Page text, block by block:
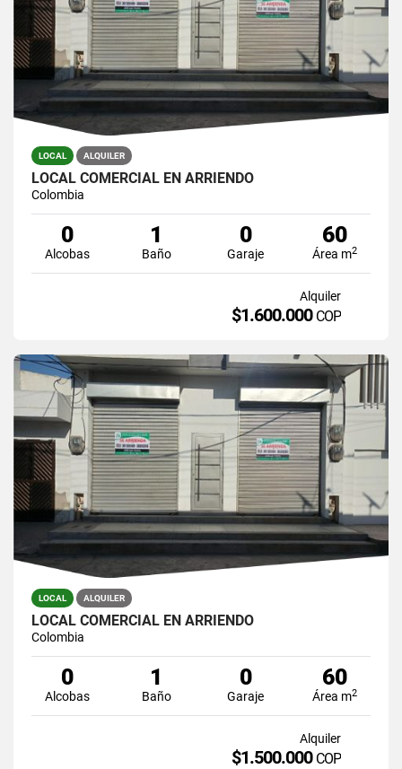
LOCAL ALQUILER
LOCAL COMERCIAL EN ARRIENDO
Colombia
0
Alcobas
1
Baño
0
Garaje
60
Área m2
Alquiler
$1.600.000 COP
LOCAL ALQUILER
LOCAL COMERCIAL EN ARRIENDO
Colombia
0
Alcobas
1
Baño
0
Garaje
60
Área m2
Alquiler
$1.500.000 COP